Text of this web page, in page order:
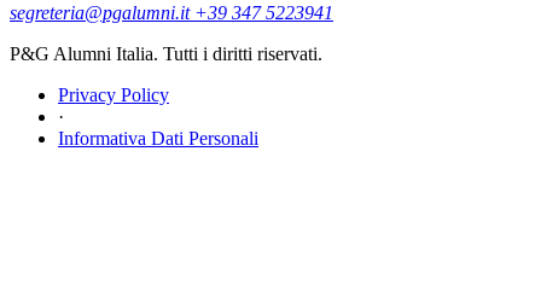
segreteria@pgalumni.it +39 347 5223941
P&G Alumni Italia. Tutti i diritti riservati.
Privacy Policy
·
Informativa Dati Personali